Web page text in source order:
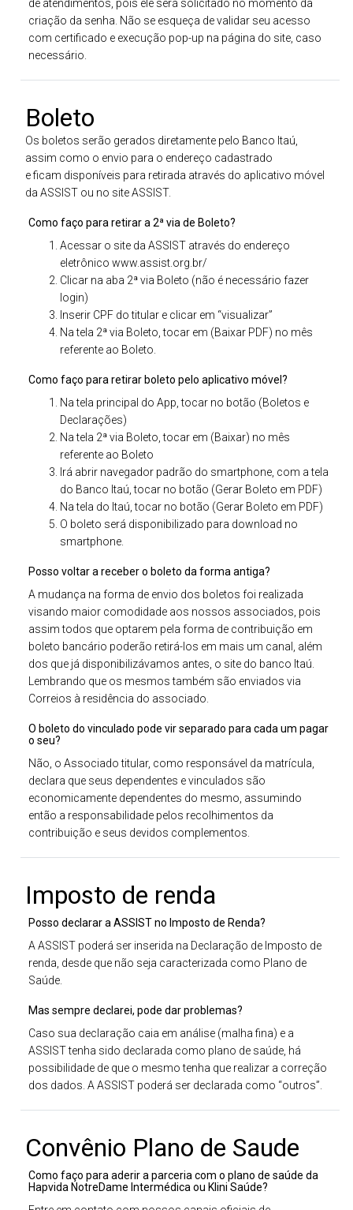
de atendimentos, pois ele será solicitado no momento da
criação da senha. Não se esqueça de validar seu acesso
com certificado e execução pop-up na página do site, caso
necessário.
Boleto
Os boletos serão gerados diretamente pelo Banco Itaú,
assim como o envio para o endereço cadastrado
e ficam disponíveis para retirada através do aplicativo móvel
da ASSIST ou no site ASSIST.
Como faço para retirar a 2ª via de Boleto?
Acessar o site da ASSIST através do endereço
eletrônico www.assist.org.br/
Clicar na aba 2ª via Boleto (não é necessário fazer
login)
Inserir CPF do titular e clicar em “visualizar”
Na tela 2ª via Boleto, tocar em (Baixar PDF) no mês
referente ao Boleto.
Como faço para retirar boleto pelo aplicativo móvel?
Na tela principal do App, tocar no botão (Boletos e
Declarações)
Na tela 2ª via Boleto, tocar em (Baixar) no mês
referente ao Boleto
Irá abrir navegador padrão do smartphone, com a tela
do Banco Itaú, tocar no botão (Gerar Boleto em PDF)
Na tela do Itaú, tocar no botão (Gerar Boleto em PDF)
O boleto será disponibilizado para download no
smartphone.
Posso voltar a receber o boleto da forma antiga?
A mudança na forma de envio dos boletos foi realizada
visando maior comodidade aos nossos associados, pois
assim todos que optarem pela forma de contribuição em
boleto bancário poderão retirá-los em mais um canal, além
dos que já disponibilizávamos antes, o site do banco Itaú.
Lembrando que os mesmos também são enviados via
Correios à residência do associado.
O boleto do vinculado pode vir separado para cada um pagar
o seu?
Não, o Associado titular, como responsável da matrícula,
declara que seus dependentes e vinculados são
economicamente dependentes do mesmo, assumindo
então a responsabilidade pelos recolhimentos da
contribuição e seus devidos complementos.
Imposto de renda
Posso declarar a ASSIST no Imposto de Renda?
A ASSIST poderá ser inserida na Declaração de Imposto de
renda, desde que não seja caracterizada como Plano de
Saúde.
Mas sempre declarei, pode dar problemas?
Caso sua declaração caia em análise (malha fina) e a
ASSIST tenha sido declarada como plano de saúde, há
possibilidade de que o mesmo tenha que realizar a correção
dos dados. A ASSIST poderá ser declarada como “outros”.
Convênio Plano de Saude
Como faço para aderir a parceria com o plano de saúde da
Hapvida NotreDame Intermédica ou Klini Saúde?